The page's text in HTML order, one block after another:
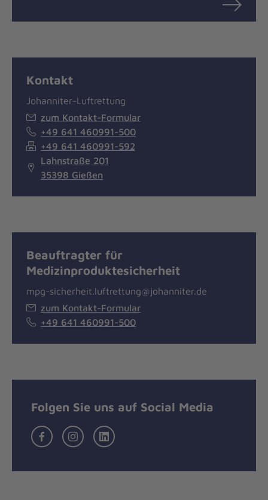
Kontakt
Johanniter-Luftrettung
zum Kontakt-Formular
+49 641 460991-500
+49 641 460991-592
Lahnstraße 201
35398 Gießen
Beauftragter für
Medizinproduktesicherheit
mpg-sicherheit.luftrettung@johanniter.de
zum Kontakt-Formular
+49 641 460991-500
Folgen Sie uns auf Social Media
LuftrettungLuftrettungLuftrettung